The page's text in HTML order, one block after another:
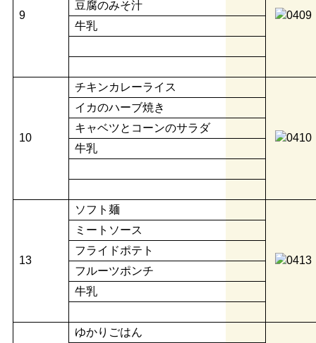
9
豆腐のみそ汁
牛乳
10
チキンカレーライス
イカのハーブ焼き
キャベツとコーンのサラダ
牛乳
13
ソフト麺
ミートソース
フライドポテト
フルーツポンチ
牛乳
ゆかりごはん